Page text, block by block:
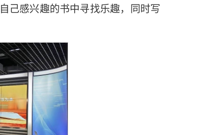
己感兴趣的书中寻找乐趣，同时写